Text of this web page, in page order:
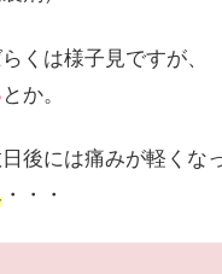
くは様子見ですが、
とか。
後には痛みが軽くな
・・・